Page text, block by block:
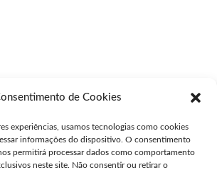
de Cookies
experiências, usamos tecnologias como cookies
informações do dispositivo. O consentimento
permitirá processar dados como comportamento
neste site. Não consentir ou retirar o